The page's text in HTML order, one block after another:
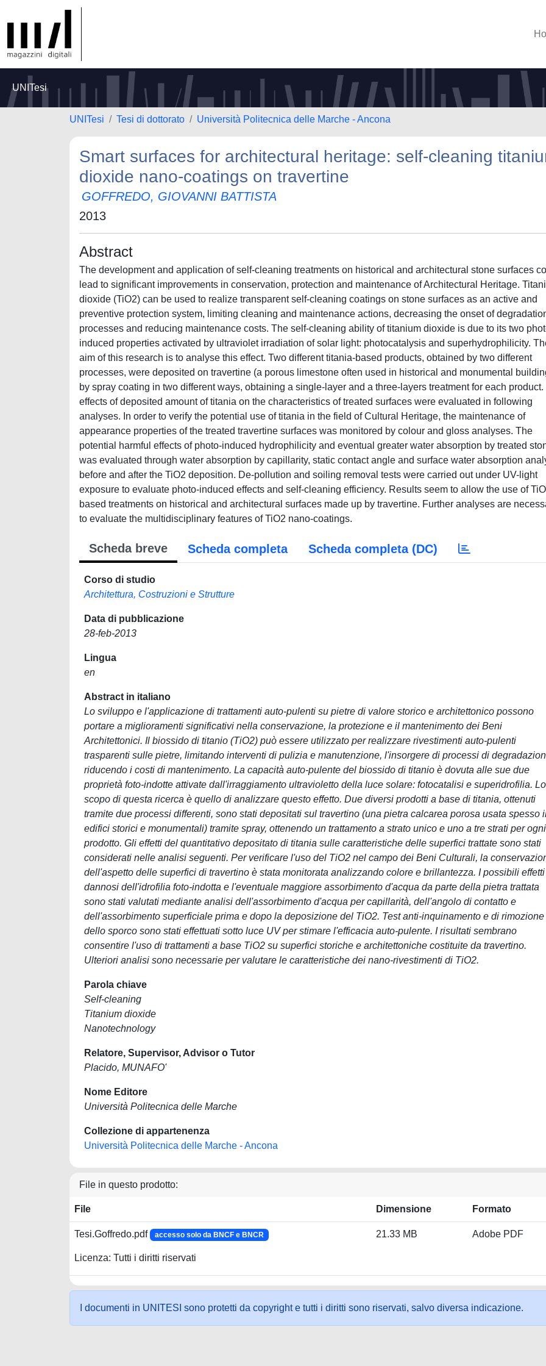
UNITesi
UNITesi Tesi di dottorato Università Politecnica delle Marche - Ancona
Smart surfaces for architectural heritage: self-cleaning
dioxide nano-coatings on travertine
GOFFREDO, GIOVANNI BATTISTA
2013
Abstract
The development and application of self-cleaning treatments on historical and architectural stone surfaces
lead to significant improvements in conservation, protection and maintenance of Architectural Heritage.
dioxide (TiO2) can be used to realize transparent self-cleaning coatings on stone surfaces as an active and
preventive protection system, limiting cleaning and maintenance actions, decreasing the onset of
processes and reducing maintenance costs. The self-cleaning ability of titanium dioxide is due to its two
induced properties activated by ultraviolet irradiation of solar light: photocatalysis and superhydrophilicity.
aim of this research is to analyse this effect. Two different titania-based products, obtained by two different
processes, were deposited on travertine (a porous limestone often used in historical and monumental
by spray coating in two different ways, obtaining a single-layer and a three-layers treatment for each product.
effects of deposited amount of titania on the characteristics of treated surfaces were evaluated in following
analyses. In order to verify the potential use of titania in the field of Cultural Heritage, the maintenance of
appearance properties of the treated travertine surfaces was monitored by colour and gloss analyses. The
potential harmful effects of photo-induced hydrophilicity and eventual greater water absorption by treated
was evaluated through water absorption by capillarity, static contact angle and surface water absorption
before and after the TiO2 deposition. De-pollution and soiling removal tests were carried out under UV-light
exposure to evaluate photo-induced effects and self-cleaning efficiency. Results seem to allow the use of
based treatments on historical and architectural surfaces made up by travertine. Further analyses are
to evaluate the multidisciplinary features of TiO2 nano-coatings.
Scheda breve Scheda completa Scheda completa (DC)
Corso di studio
Architettura, Costruzioni e Strutture
Data di pubblicazione
28-feb-2013
Lingua
en
Abstract in italiano
Lo sviluppo e l'applicazione di trattamenti auto-pulenti su pietre di valore storico e architettonico possono
portare a miglioramenti significativi nella conservazione, la protezione e il mantenimento dei Beni
Architettonici. Il biossido di titanio (TiO2) può essere utilizzato per realizzare rivestimenti auto-pulenti
trasparenti sulle pietre, limitando interventi di pulizia e manutenzione, l'insorgere di processi di
riducendo i costi di mantenimento. La capacità auto-pulente del biossido di titanio è dovuta alle sue due
proprietà foto-indotte attivate dall'irraggiamento ultravioletto della luce solare: fotocatalisi e superidrofilia. Lo
scopo di questa ricerca è quello di analizzare questo effetto. Due diversi prodotti a base di titania, ottenuti
tramite due processi differenti, sono stati depositati sul travertino (una pietra calcarea porosa usata spesso
edifici storici e monumentali) tramite spray, ottenendo un trattamento a strato unico e uno a tre strati per ogni
prodotto. Gli effetti del quantitativo depositato di titania sulle caratteristiche delle superfici trattate sono stati
considerati nelle analisi seguenti. Per verificare l'uso del TiO2 nel campo dei Beni Culturali, la
dell'aspetto delle superfici di travertino è stata monitorata analizzando colore e brillantezza. I possibili effetti
dannosi dell'idrofilia foto-indotta e l'eventuale maggiore assorbimento d'acqua da parte della pietra trattata
sono stati valutati mediante analisi dell'assorbimento d'acqua per capillarità, dell'angolo di contatto e
dell'assorbimento superficiale prima e dopo la deposizione del TiO2. Test anti-inquinamento e di rimozione
dello sporco sono stati effettuati sotto luce UV per stimare l'efficacia auto-pulente. I risultati sembrano
consentire l'uso di trattamenti a base TiO2 su superfici storiche e architettoniche costituite da travertino.
Ulteriori analisi sono necessarie per valutare le caratteristiche dei nano-rivestimenti di TiO2.
Parola chiave
Self-cleaning
Titanium dioxide
Nanotechnology
Relatore, Supervisor, Advisor o Tutor
Placido, MUNAFO'
Nome Editore
Università Politecnica delle Marche
Collezione di appartenenza
Università Politecnica delle Marche - Ancona
File in questo prodotto:
File Dimensione Formato
Tesi.Goffredo.pdf accesso solo da BNCF e BNCR
Licenza: Tutti i diritti riservati
21.33 MB Adobe PDF
I documenti in UNITESI sono protetti da copyright e tutti i diritti sono riservati, salvo diversa indicazione.